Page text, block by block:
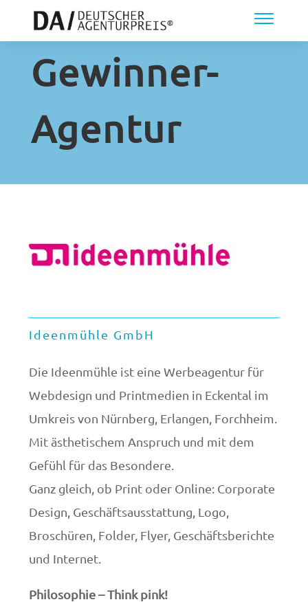
Gewinner-
Agentur
Ideenmühle GmbH
Die Ideenmühle ist eine Werbeagentur für
Webdesign und Printmedien in Eckental im
Umkreis von Nürnberg, Erlangen, Forchheim.
Mit ästhetischem Anspruch und mit dem
Gefühl für das Besondere.
Ganz gleich, ob Print oder Online: Corporate
Design, Geschäftsausstattung, Logo,
Broschüren, Folder, Flyer, Geschäftsberichte
und Internet.
Philosophie – Think pink!